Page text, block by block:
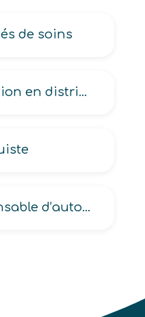
de soins
Agent d’intervention en distribution automatique
Adjoint au responsable d’auto-école